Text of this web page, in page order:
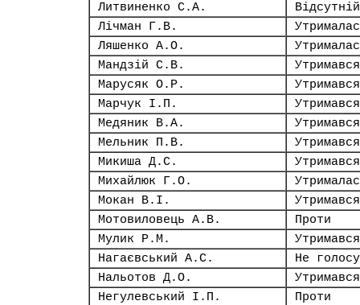
Литвиненко С.А.
Відсутній
Лічман Г.В.
Ляшенко А.О.
Мандзій С.В.
Утримався
Марусяк О.Р.
Утримався
Марчук І.П.
Утримався
Медяник В.А.
Утримався
Мельник П.В.
Утримався
Микиша Д.С.
Утримався
Михайлюк Г.О.
Мокан В.І.
Утримався
Мотовиловець А.В.
Проти
Мулик Р.М.
Утримався
Нагаєвський А.С.
Не
Нальотов Д.О.
Утримався
Негулевський І.П.
Проти